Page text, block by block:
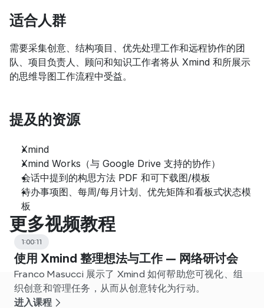
适合人群
需要采集创意、结构项目、优先处理工作和远程协作的团
队、项目负责人、顾问和知识工作者将从 Xmind 和所展示
的思维导图工作流程中受益。
提及的资源
Xmind
Xmind Works（与 Google Drive 支持的协作）
会话中提到的构思方法 PDF 和可下载图/模板
待办事项图、每周/每月计划、优先矩阵和看板式状态模
板
更多视频教程
1:00:11
使用 Xmind 整理想法与工作 — 网络研讨会
Franco Masucci 展示了 Xmind 如何帮助您可视化、组
织创意和管理任务，从而从创意转化为行动。
进入课程